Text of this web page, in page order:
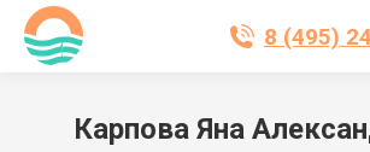
8 (495)
Карпова Яна